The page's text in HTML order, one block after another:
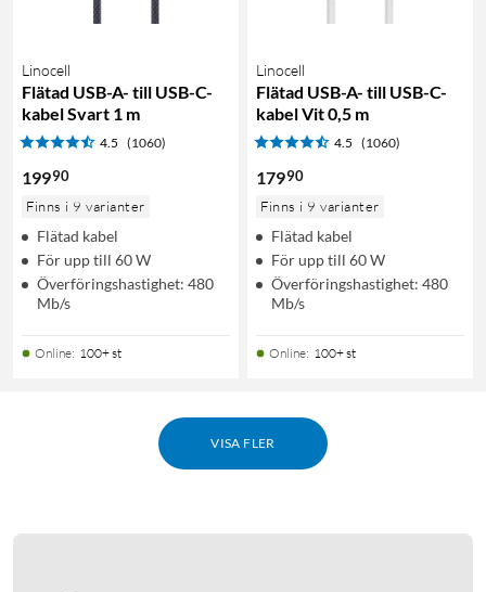
Linocell
Flätad USB-A- till USB-C-
kabel Svart 1 m
4.5 (1060)
19990
Finns i 9 varianter
Flätad kabel
För upp till 60 W
Överföringshastighet: 480
Mb/s
Online: 100+ st
Linocell
Flätad USB-A- till USB-C-
kabel Vit 0,5 m
4.5 (1060)
17990
Finns i 9 varianter
Flätad kabel
För upp till 60 W
Överföringshastighet: 480
Mb/s
Online: 100+ st
VISA FLER